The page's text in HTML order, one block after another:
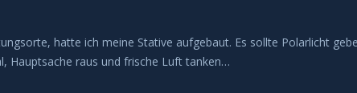
hatte ich meine Stative aufgebaut. Es sollte Polarlicht
Hauptsache raus und frische Luft tanken…